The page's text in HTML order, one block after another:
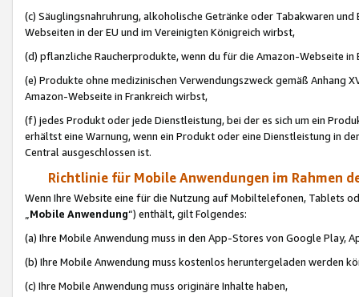
(c) Säuglingsnahruhrung, alkoholische Getränke oder Tabakwaren
Webseiten in der EU und im Vereinigten Königreich wirbst,
(d) pflanzliche Raucherprodukte, wenn du für die Amazon-Webseite in
(e) Produkte ohne medizinischen Verwendungszweck gemäß Anhang
Amazon-Webseite in Frankreich wirbst,
(f) jedes Produkt oder jede Dienstleistung, bei der es sich um ein
erhältst eine Warnung, wenn ein Produkt oder eine Dienstleistung in
Central ausgeschlossen ist.
Richtlinie für Mobile Anwendungen im Rahmen
Wenn Ihre Website eine für die Nutzung auf Mobiltelefonen, Tablets
„Mobile Anwendung“) enthält, gilt Folgendes:
(a) Ihre Mobile Anwendung muss in den App-Stores von Google Play,
(b) Ihre Mobile Anwendung muss kostenlos heruntergeladen werden
(c) Ihre Mobile Anwendung muss originäre Inhalte haben,